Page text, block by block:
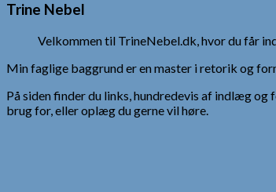
Trine Nebel
Velkommen til TrineNebel.dk, hvor du får
Min faglige baggrund er en master i retorik og
På siden finder du links, hundredevis af indlæg
brug for, eller oplæg du gerne vil høre.